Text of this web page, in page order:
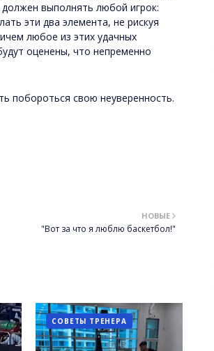
выполнять любой игрок:
эти два элемента, не рискуя
любое из этих удачных
оценены, что непременно
побороться свою неуверенность.
НОВЫЕ
"Вот за что я люблю баскетбол!"
СОВЕТЫ ТРЕНЕРА